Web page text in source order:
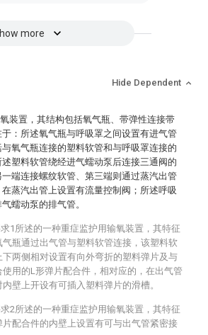
more
Hide Dependent
装置，其结构包括氧气瓶、带弹性连接带
：所述氧气瓶与呼吸罩之间设置有进气管
氧气瓶连接的塑料软管和与呼吸罩连接的
塑料软管绕经进气蠕动泵后连接三通阀的
端连接螺纹软管、第三端则通过蒸汽出管
蒸汽出管上设置有流量控制阀；所述呼吸
蠕动泵的排气管。
1所述的一种重症监护用输氧装置，其特征
气瓶通过出气管与塑料软管连接，该塑料软
下两侧相对设置有向外弯折的塑料弹片及与
使用的L形弹片配合件，相对应的，在出气管
壁上开设有可插入塑料弹片的滑槽。
2所述的一种重症监护用输氧装置，其特征
片配合件的内壁上设置有可与出气管紧密接